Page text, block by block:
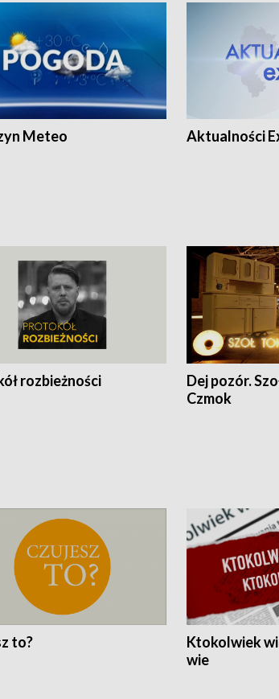
Meteo Aktualności
rozbieżności
Dej pozór.
Czmok
to?
Ktokolwiek
wie